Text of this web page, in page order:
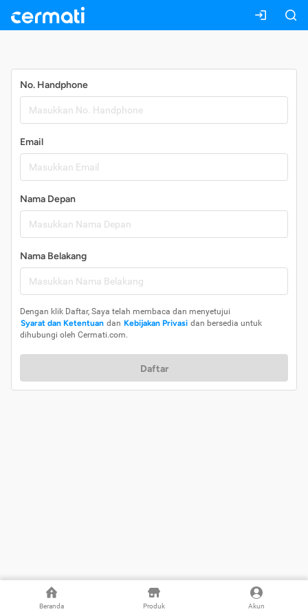
Beranda Produk Akun
No. Handphone
Email
Nama Depan
Nama Belakang
Dengan klik Daftar, Saya telah membaca dan menyetujui
Syarat dan Ketentuan dan Kebijakan Privasi dan bersedia untuk
dihubungi oleh Cermati.com.
Daftar